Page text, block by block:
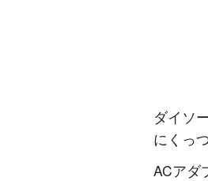
ダイソ
にくっ
ACアダ